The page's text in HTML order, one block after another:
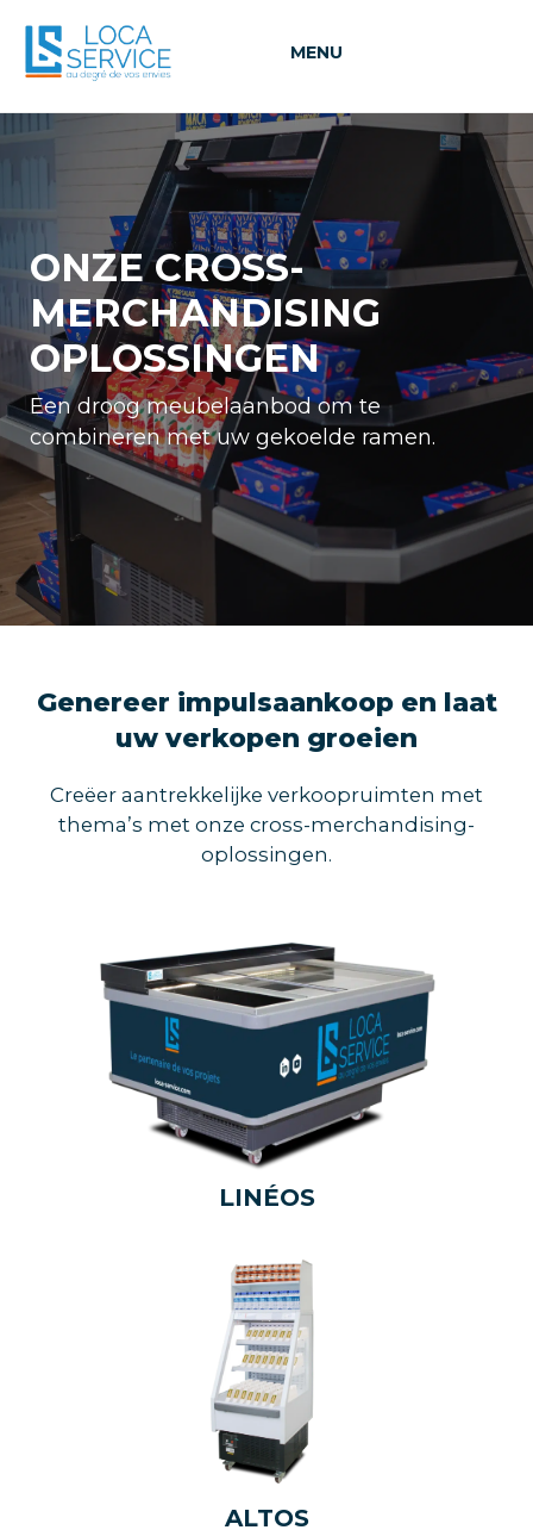
MENU
ONZE CROSS-
MERCHANDISING
OPLOSSINGEN
Een droog meubelaanbod om te
combineren met uw gekoelde ramen.
Genereer impulsaankoop en laat
uw verkopen groeien
Creëer aantrekkelijke verkoopruimten met
thema’s met onze cross-merchandising-
oplossingen.
LINÉOS
ALTOS